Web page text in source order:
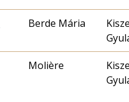
Berde Mária
Molière